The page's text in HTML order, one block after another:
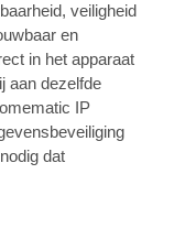
veiligheid
en
in het apparaat
aan dezelfde
IP
dat